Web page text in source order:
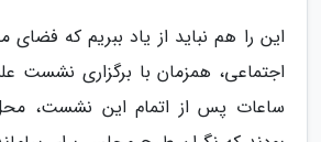
این را هم نباید از یاد ببریم که
اجتماعی، همزمان با برگزاری نشست
ساعات پس از اتمام این نشست، محل